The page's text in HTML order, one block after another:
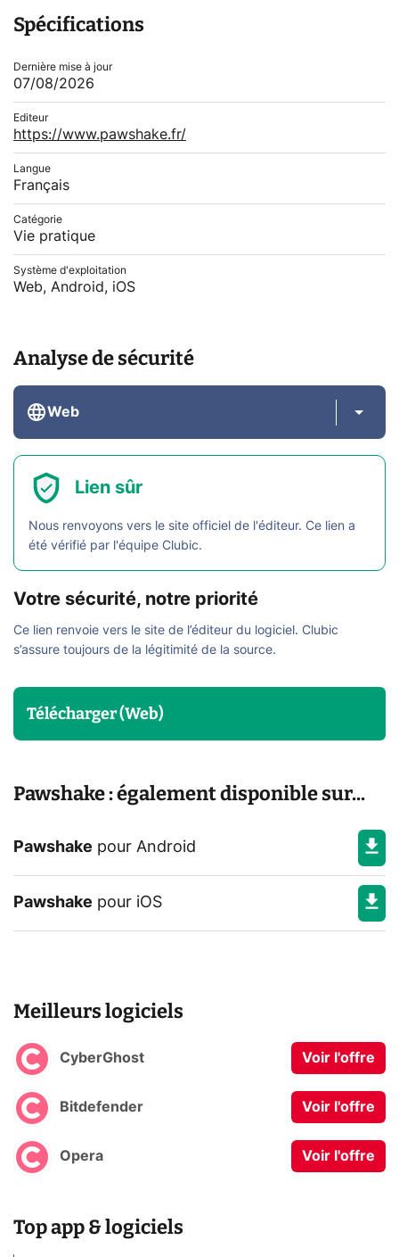
Spécifications
Dernière mise à jour
07/08/2026
Editeur
https://www.pawshake.fr/
Langue
Français
Catégorie
Vie pratique
Système d'exploitation
Web, Android, iOS
Analyse de sécurité
Web
Lien sûr
Nous renvoyons vers le site officiel de l'éditeur. Ce lien a
été vérifié par l'équipe Clubic.
Votre sécurité, notre priorité
Ce lien renvoie vers le site de l’éditeur du logiciel. Clubic
s’assure toujours de la légitimité de la source.
Télécharger (Web)
Pawshake : également disponible sur...
Pawshake pour Android
Pawshake pour iOS
Meilleurs logiciels
CyberGhost Voir l'offre
Bitdefender Voir l'offre
Opera Voir l'offre
Top app & logiciels